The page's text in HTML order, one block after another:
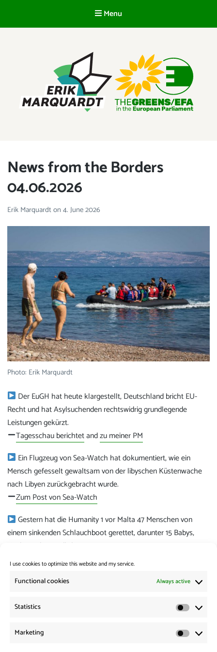
I use cookies to optimize this website and my service.
Functional cookies Always active
Statistics
Marketing
Menu
News from the Borders
04.06.2026
Erik Marquardton 4. June 2026
Photo: Erik Marquardt
Der EuGH hat heute klargestellt, Deutschland bricht EU-
Recht und hat Asylsuchenden rechtswidrig grundlegende
Leistungen gekürzt.
Tagesschau berichtetandzu meiner PM
Ein Flugzeug von Sea-Watch hat dokumentiert, wie ein
Mensch gefesselt gewaltsam von der libyschen Küstenwache
nach Libyen zurückgebracht wurde.
Zum Post von Sea-Watch
Gestern hat die Humanity 1 vor Malta 47 Menschen von
einem sinkenden Schlauchboot gerettet, darunter 15 Babys,
Kinder und Jugendliche.
Zum Post von SOS Humanity
Category:News from the Borders
Post
navigation
Previous:
post: